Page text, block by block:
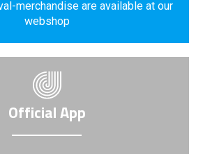
merchandise are available at our
webshop
Official App